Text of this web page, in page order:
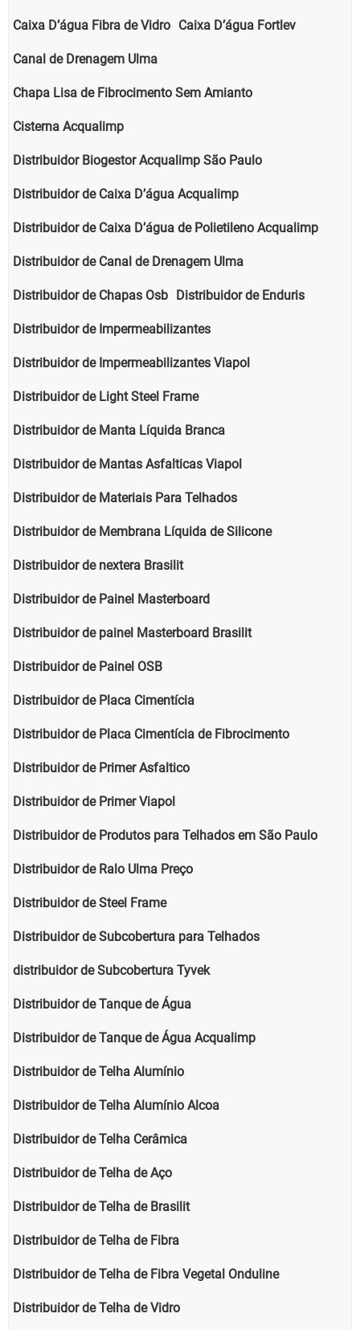
Caixa D’água Fibra de Vidro Caixa D’água Fortlev
Canal de Drenagem Ulma
Chapa Lisa de Fibrocimento Sem Amianto
Cisterna Acqualimp
Distribuidor Biogestor Acqualimp São Paulo
Distribuidor de Caixa D’água Acqualimp
Distribuidor de Caixa D’água de Polietileno Acqualimp
Distribuidor de Canal de Drenagem Ulma
Distribuidor de Chapas Osb Distribuidor de Enduris
Distribuidor de Impermeabilizantes
Distribuidor de Impermeabilizantes Viapol
Distribuidor de Light Steel Frame
Distribuidor de Manta Líquida Branca
Distribuidor de Mantas Asfalticas Viapol
Distribuidor de Materiais Para Telhados
Distribuidor de Membrana Líquida de Silicone
Distribuidor de nextera Brasilit
Distribuidor de Painel Masterboard
Distribuidor de painel Masterboard Brasilit
Distribuidor de Painel OSB
Distribuidor de Placa Cimentícia
Distribuidor de Placa Cimentícia de Fibrocimento
Distribuidor de Primer Asfaltico
Distribuidor de Primer Viapol
Distribuidor de Produtos para Telhados em São Paulo
Distribuidor de Ralo Ulma Preço
Distribuidor de Steel Frame
Distribuidor de Subcobertura para Telhados
distribuidor de Subcobertura Tyvek
Distribuidor de Tanque de Água
Distribuidor de Tanque de Água Acqualimp
Distribuidor de Telha Alumínio
Distribuidor de Telha Alumínio Alcoa
Distribuidor de Telha Cerâmica
Distribuidor de Telha de Aço
Distribuidor de Telha de Brasilit
Distribuidor de Telha de Fibra
Distribuidor de Telha de Fibra Vegetal Onduline
Distribuidor de Telha de Vidro